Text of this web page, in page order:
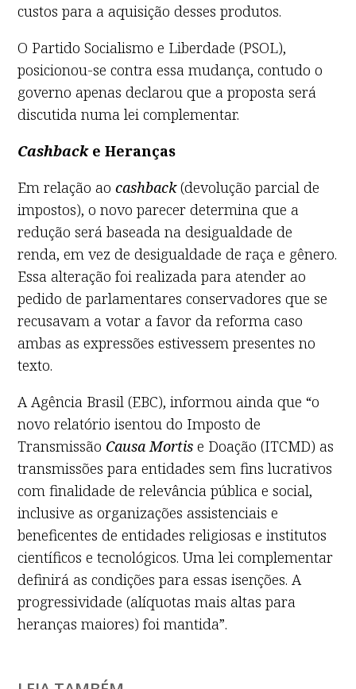
custos para a aquisição desses produtos.
O Partido Socialismo e Liberdade (PSOL),
posicionou-se contra essa mudança, contudo o
governo apenas declarou que a proposta será
discutida numa lei complementar.
Cashback e Heranças
Em relação aocashback(devolução parcial de
impostos), o novo parecer determina que a
redução será baseada na desigualdade de
renda, em vez de desigualdade de raça e gênero.
Essa alteração foi realizada para atender ao
pedido de parlamentares conservadores que se
recusavam a votar a favor da reforma caso
ambas as expressões estivessem presentes no
texto.
A Agência Brasil (EBC), informou ainda que “o
novo relatório isentou do Imposto de
Transmissão Causa Mortis e Doação (ITCMD) as
transmissões para entidades sem fins lucrativos
com finalidade de relevância pública e social,
inclusive as organizações assistenciais e
beneficentes de entidades religiosas e institutos
científicos e tecnológicos. Uma lei complementar
definirá as condições para essas isenções. A
progressividade (alíquotas mais altas para
heranças maiores) foi mantida”.